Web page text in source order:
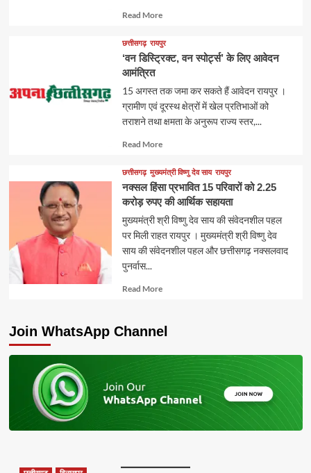
Read MoreRead
about
छत्तीसगढ़ रायपुर
‘वन डिस्ट्रिक्ट, वन स्पोर्ट्स’ के लिए आवेदन
आमंत्रित
15 अगस्त तक जमा कर सकते हैं आवेदन रायपुर ।
ग्रामीण एवं दूरस्थ क्षेत्रों में खेल प्रतिभाओं को
तराशने तथा क्षमता के अनुरूप राज्य स्तर,...
Read MoreRead
about
छत्तीसगढ़ मुख्यमंत्री विष्णु देव साय रायपुर
नक्सल हिंसा प्रभावित 15 परिवारों को 2.25
करोड़ रुपए की आर्थिक सहायता
मुख्यमंत्री श्री विष्णु देव साय की संवेदनशील पहल
पर मिली राहत रायपुर । मुख्यमंत्री श्री विष्णु देव
साय की संवेदनशील पहल और छत्तीसगढ़ नक्सलवाद
पुनर्वास...
Read MoreRead
Join WhatsApp Channel